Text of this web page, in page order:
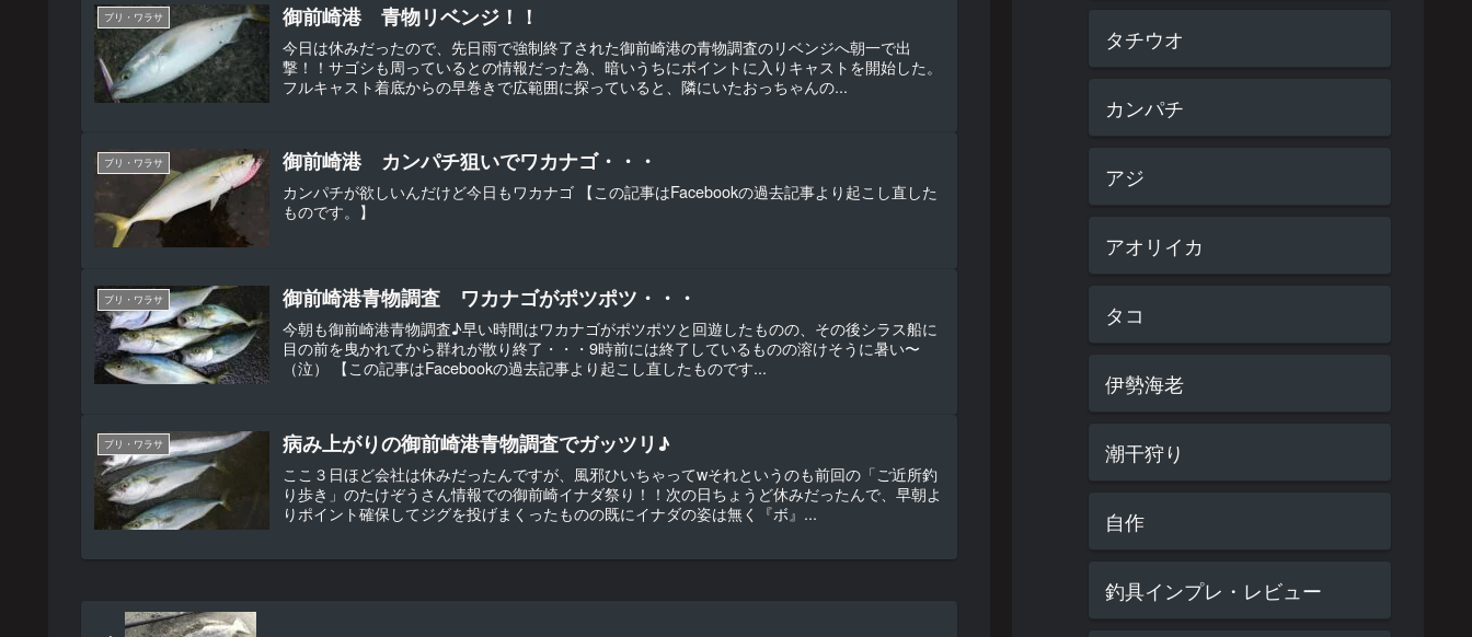
ブリ・ワラサ 御前崎港 青物リベンジ！！
今日は休みだったので、先日雨で強制終了された御前崎港の青物調査のリベンジへ朝一で出
撃！！サゴシも周っているとの情報だった為、暗いうちにポイントに入りキャストを開始した。
フルキャスト着底からの早巻きで広範囲に探っていると、隣にいたおっちゃんの...
ブリ・ワラサ 御前崎港 カンパチ狙いでワカナゴ・・・
カンパチが欲しいんだけど今日もワカナゴ 【この記事はFacebookの過去記事より起こし直した
ものです。】
ブリ・ワラサ 御前崎港青物調査 ワカナゴがポツポツ・・・
今朝も御前崎港青物調査♪早い時間はワカナゴがポツポツと回遊したものの、その後シラス船に
目の前を曳かれてから群れが散り終了・・・9時前には終了しているものの溶けそうに暑い〜
（泣） 【この記事はFacebookの過去記事より起こし直したものです...
ブリ・ワラサ 病み上がりの御前崎港青物調査でガッツリ♪
ここ３日ほど会社は休みだったんですが、風邪ひいちゃってwそれというのも前回の「ご近所釣
り歩き」のたけぞうさん情報での御前崎イナダ祭り！！次の日ちょうど休みだったんで、早朝よ
りポイント確保してジグを投げまくったものの既にイナダの姿は無く『ボ』...
タチウオ
カンパチ
アジ
アオリイカ
タコ
伊勢海老
潮干狩り
自作
釣具インプレ・レビュー